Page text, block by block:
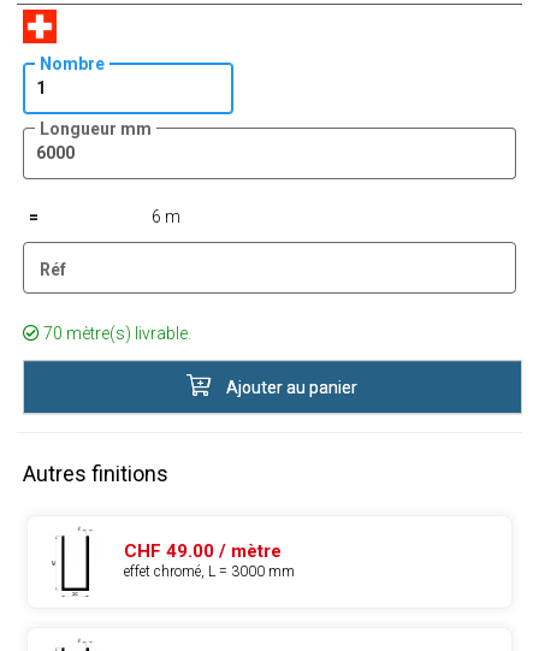
Nombre
Longueur mm
= 6 m
Réf
70 mètre(s) livrable.
Ajouter au panier
Autres finitions
CHF 49.00 / mètre
effet chromé, L = 3000 mm